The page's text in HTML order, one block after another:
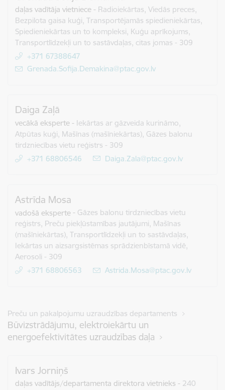
daļas vadītāja vietniece - Radioiekārtas, Viedās preces,
Bezpilota gaisa kuģi, Transportējamās spiedieniekārtas,
Spiedieniekārtas un to kompleksi, Kuģu aprīkojums,
Transportlīdzekļi un to sastāvdaļas, citas jomas - 309
+371 67388647
E-pasts:
Grenada.Sofija.Demakina@ptac.gov.lv
Daiga Zaļā
vecākā eksperte - Iekārtas ar gāzveida kurināmo,
Atpūtas kuģi, Mašīnas (mašīniekārtas), Gāzes balonu
tirdzniecības vietu reģistrs - 309
+371 68806546
E-pasts:
Daiga.Zala@ptac.gov.lv
Astrīda Mosa
vadošā eksperte - Gāzes balonu tirdzniecības vietu
reģistrs, Preču piekļūstamības jautājumi, Mašīnas
(mašīniekārtas), Transportlīdzekļi un to sastāvdaļas,
Iekārtas un aizsargsistēmas sprādzienbīstamā vidē,
Aerosoli - 309
+371 68806563
E-pasts:
Astrida.Mosa@ptac.gov.lv
Preču un pakalpojumu uzraudzības departaments
Būvizstrādājumu, elektroiekārtu un
energoefektivitātes uzraudzības daļa
Ivars Jorniņš
daļas vadītājs/departamenta direktora vietnieks - 240